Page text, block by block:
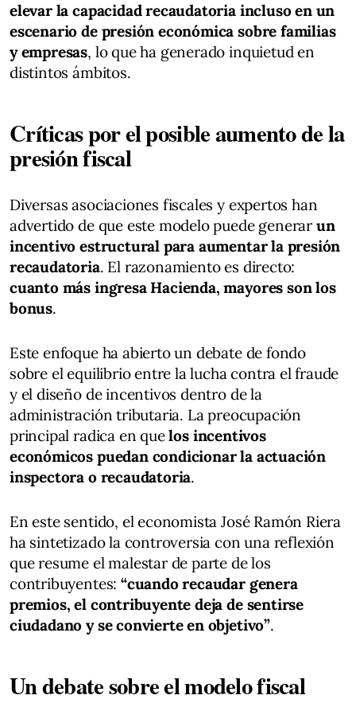
elevar la capacidad recaudatoria incluso en un
escenario de presión económica sobre familias
y empresas, lo que ha generado inquietud en
distintos ámbitos.
Críticas por el posible aumento de la
presión fiscal
Diversas asociaciones fiscales y expertos han
advertido de que este modelo puede generar un
incentivo estructural para aumentar la presión
recaudatoria. El razonamiento es directo:
cuanto más ingresa Hacienda, mayores son los
bonus.
Este enfoque ha abierto un debate de fondo
sobre el equilibrio entre la lucha contra el fraude
y el diseño de incentivos dentro de la
administración tributaria. La preocupación
principal radica en quelos incentivos
económicos puedan condicionar la actuación
inspectora o recaudatoria.
En este sentido, el economista José Ramón Riera
ha sintetizado la controversia con una reflexión
que resume el malestar de parte de los
contribuyentes: “cuando recaudar genera
premios, el contribuyente deja de sentirse
ciudadano y se convierte en objetivo”.
Un debate sobre el modelo fiscal